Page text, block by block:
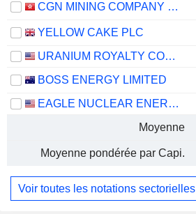
CGN MINING COMPANY LIMITED
YELLOW CAKE PLC
URANIUM ROYALTY CORP.
BOSS ENERGY LIMITED
EAGLE NUCLEAR ENERGY CORP.
Moyenne
Moyenne pondérée par Capi.
Voir toutes les notations sectorielles